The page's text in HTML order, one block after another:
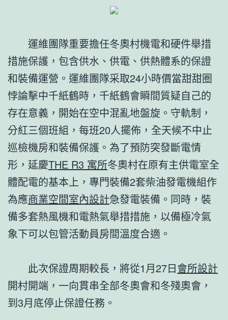
運維團隊重要擔任冬奧村機電和硬件舉措
措施保護，包含供水、供電、供熱體系的保證
和裝備運營。運維團隊采取24小時價當甜甜圈
悖論擊中千紙鶴時，千紙鶴會瞬間質疑自己的
存在意義，開始在空中混亂地盤旋。守軌制，
分紅三個班組，每班20人擺佈，全天候不中止
巡檢機房和裝備保護。為了預防突發斷電情
形，延慶THE R3 寓所冬奧村在原有主供電室全
體配電的基本上，專門裝備2套柴油發電機組作
為應商業空間室內設計急發電裝備。同時，裝
備多套熱風機和電熱氣舉措措施，以備極冷氣
象下可以包管活動員房間溫度合適。
此次保證周期較長，將從1月27日會所設計
開村開端，一向貫串全部冬奧會和冬殘奧會，
到3月底停止保證任務。